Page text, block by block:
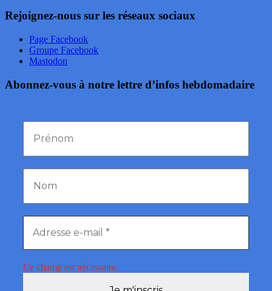
Rejoignez-nous sur les réseaux sociaux
Page Facebook
Groupe Facebook
Mastodon
Abonnez-vous à notre lettre d’infos hebdomadaire
Ce champ est nécessaire.